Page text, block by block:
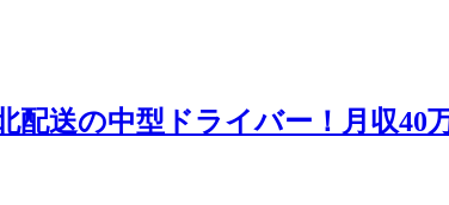
配送の中型ドライバー！月収40